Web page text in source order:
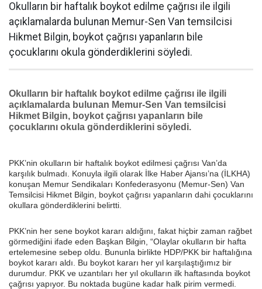
Okulların bir haftalık boykot edilme çağrısı ile ilgili
açıklamalarda bulunan Memur-Sen Van temsilcisi
Hikmet Bilgin, boykot çağrısı yapanların bile
çocuklarını okula gönderdiklerini söyledi.
Okulların bir haftalık boykot edilme çağrısı ile ilgili
açıklamalarda bulunan Memur-Sen Van temsilcisi
Hikmet Bilgin, boykot çağrısı yapanların bile
çocuklarını okula gönderdiklerini söyledi.
PKK’nin okulların bir haftalık boykot edilmesi çağrısı Van’da
karşılık bulmadı. Konuyla ilgili olarak İlke Haber Ajansı’na (İLKHA)
konuşan Memur Sendikaları Konfederasyonu (Memur-Sen) Van
Temsilcisi Hikmet Bilgin, boykot çağrısı yapanların dahi çocuklarını
okullara gönderdiklerini belirtti.
PKK’nin her sene boykot kararı aldığını, fakat hiçbir zaman rağbet
görmediğini ifade eden Başkan Bilgin, “Olaylar okulların bir hafta
ertelemesine sebep oldu. Bununla birlikte HDP/PKK bir haftalığına
boykot kararı aldı. Bu boykot kararı her yıl karşılaştığımız bir
durumdur. PKK ve uzantıları her yıl okulların ilk haftasında boykot
çağrısı yapıyor. Bu noktada bugüne kadar halk pirim vermedi.